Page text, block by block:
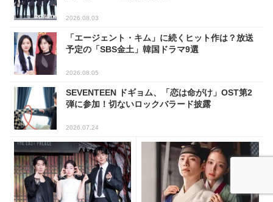
2026.08.03
「エージェント・キム」に続くヒット作は？放送
予定の「SBS金土」韓国ドラマ9選
2026.08.05
SEVENTEEN ドギョム、「恋は命がけ」OST第2
弾に参加！切ないロックバラード披露
2026.07.24